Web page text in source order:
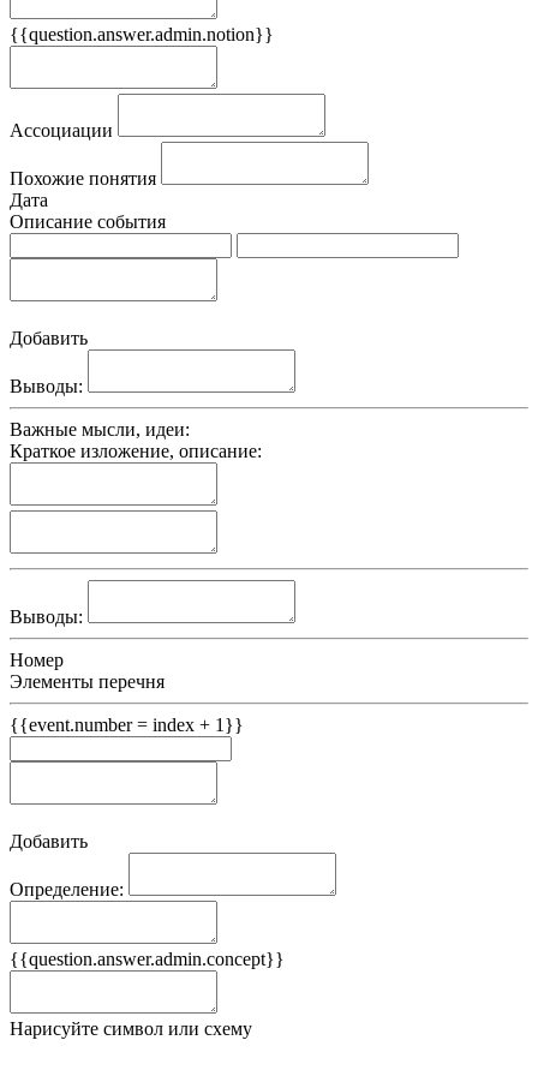
{{question.answer.admin.notion}}
Ассоциации
Похожие понятия
Дата
Описание события
Добавить
Выводы:
Важные мысли, идеи:
Краткое изложение, описание:
Выводы:
Номер
Элементы перечня
{{event.number = index + 1}}
Добавить
Определение:
{{question.answer.admin.concept}}
Нарисуйте символ или схему